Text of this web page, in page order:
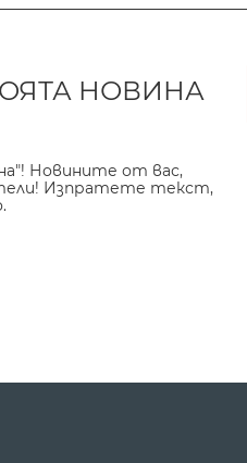
НОВИНА
Новините от вас,
Изпратете текст,